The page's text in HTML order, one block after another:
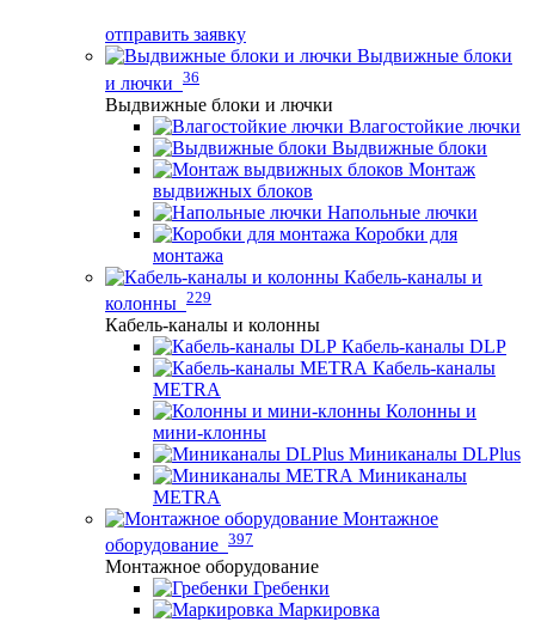
отправить заявку
Выдвижные блоки
и лючки 36
Выдвижные блоки и лючки
Влагостойкие лючки
Выдвижные блоки
Монтаж
выдвижных блоков
Напольные лючки
Коробки для
монтажа
Кабель-каналы и
колонны 229
Кабель-каналы и колонны
Кабель-каналы DLP
Кабель-каналы
METRA
Колонны и
мини-клонны
Миниканалы DLPlus
Миниканалы
METRA
Монтажное
оборудование 397
Монтажное оборудование
Гребенки
Маркировка